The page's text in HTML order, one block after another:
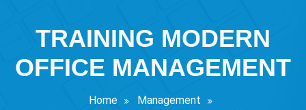
TRAINING MODERN
OFFICE MANAGEMENT
Home
Management